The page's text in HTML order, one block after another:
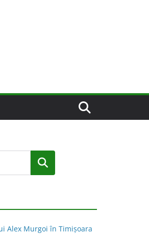
Caută
Alex Murgoi în Timișoara